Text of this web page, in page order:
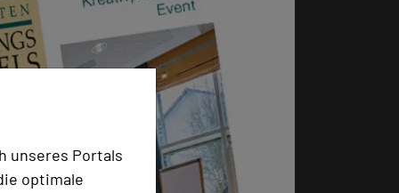
unseres Portals
optimale